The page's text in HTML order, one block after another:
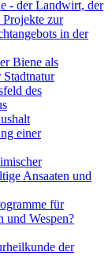
- der Landwirt, der
zur
in der
Biene als
des
einer
Ansaaten und
für
und Wespen?
der